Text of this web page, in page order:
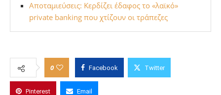
Αποταμιεύσεις: Κερδίζει έδαφος το «λαϊκό»
private banking που χτίζουν οι τράπεζες
0 Facebook Twitter
Pinterest Email